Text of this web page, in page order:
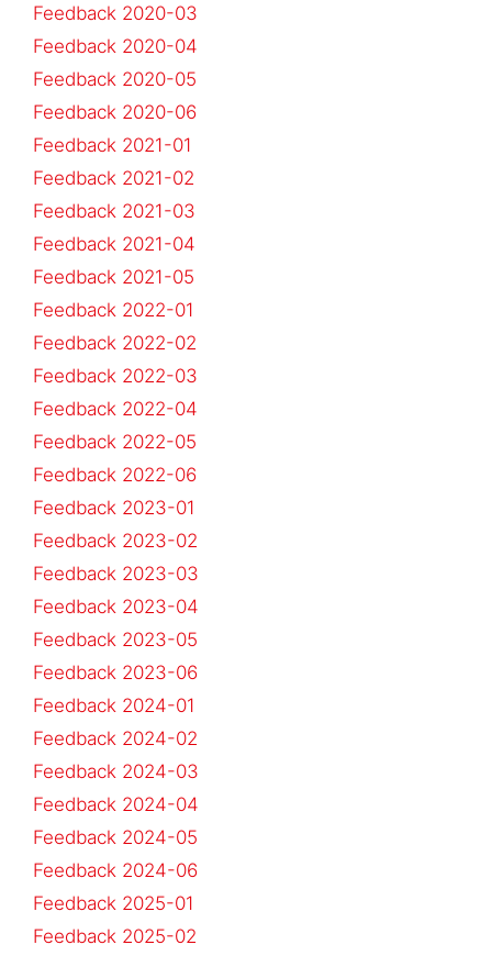
Feedback 2020-03
Feedback 2020-04
Feedback 2020-05
Feedback 2020-06
Feedback 2021-01
Feedback 2021-02
Feedback 2021-03
Feedback 2021-04
Feedback 2021-05
Feedback 2022-01
Feedback 2022-02
Feedback 2022-03
Feedback 2022-04
Feedback 2022-05
Feedback 2022-06
Feedback 2023-01
Feedback 2023-02
Feedback 2023-03
Feedback 2023-04
Feedback 2023-05
Feedback 2023-06
Feedback 2024-01
Feedback 2024-02
Feedback 2024-03
Feedback 2024-04
Feedback 2024-05
Feedback 2024-06
Feedback 2025-01
Feedback 2025-02